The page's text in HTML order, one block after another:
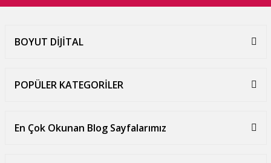
BOYUT DİJİTAL
POPÜLER KATEGORİLER
En Çok Okunan Blog Sayfalarımız